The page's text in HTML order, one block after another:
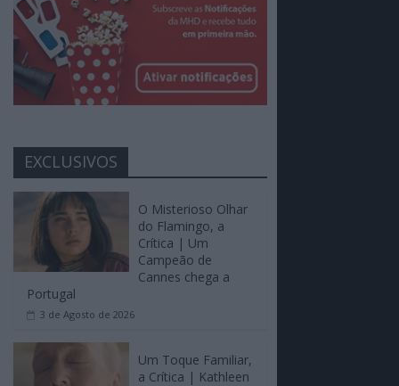
EXCLUSIVOS
O Misterioso Olhar
do Flamingo, a
Crítica | Um
Campeão de
Cannes chega a
Portugal
3 de Agosto de 2026
Um Toque Familiar,
a Crítica | Kathleen